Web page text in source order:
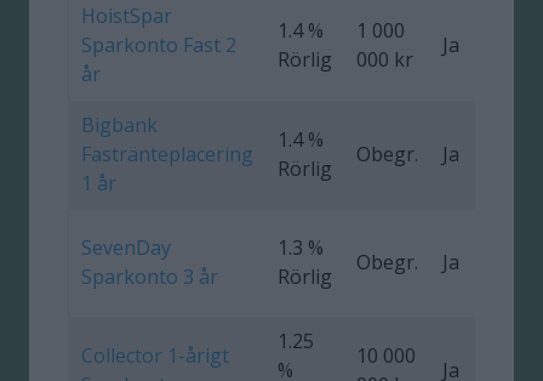
HoistSpar
Sparkonto Fast 2
år
1.4 %
Rörlig
1 000
000 kr
Ja
Bigbank
Fastränteplacering
1 år
1.4 %
Rörlig
Obegr. Ja
SevenDay
Sparkonto 3 år
1.3 %
Rörlig
Obegr. Ja
Collector 1-årigt
1.25
%
10 000
Ja